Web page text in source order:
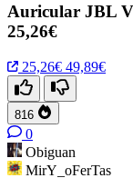
Auricular JBL
25,26€
25,26€ 49,89€
816
0
Obiguan
MirY_oFerTas